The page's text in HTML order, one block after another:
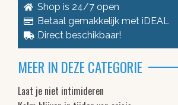
Shop is 24/7 open
Betaal gemakkelijk met iDEAL
Direct beschikbaar!
MEER IN DEZE CATEGORIE
Laat je niet intimideren